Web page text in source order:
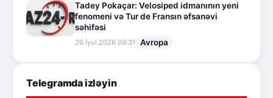
Tadey Pokaçar: Velosiped idmanının yeni
fenomeni və Tur de Fransın əfsanəvi
səhifəsi
26.İyul.2026 09:31 Avropa
Telegramda izləyin